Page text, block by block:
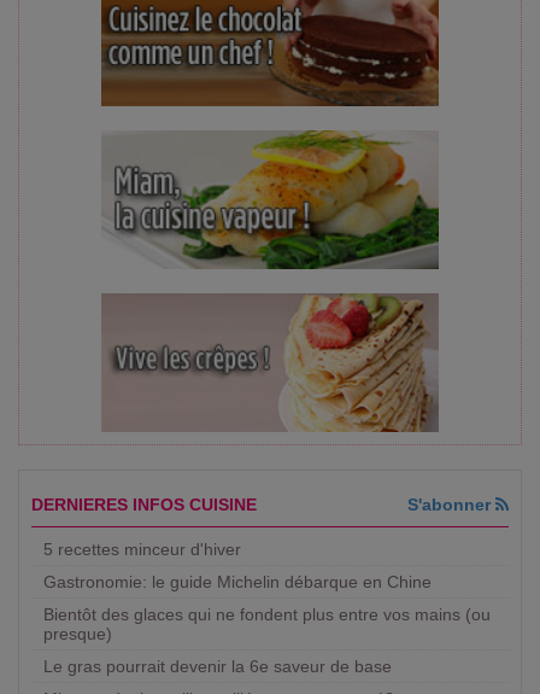
DERNIERES INFOS CUISINE S'abonner
5 recettes minceur d'hiver
Gastronomie: le guide Michelin débarque en Chine
Bientôt des glaces qui ne fondent plus entre vos mains (ou
presque)
Le gras pourrait devenir la 6e saveur de base